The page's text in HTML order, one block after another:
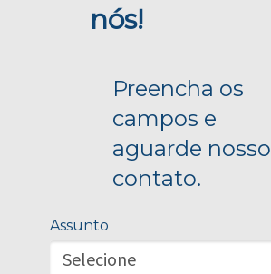
nós!
Preencha os
campos e
aguarde nosso
contato.
Assunto